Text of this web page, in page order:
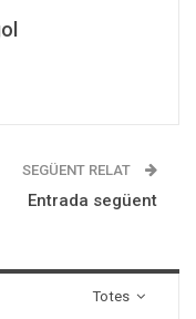
SEGÜENT RELAT
Entrada següent
Totes